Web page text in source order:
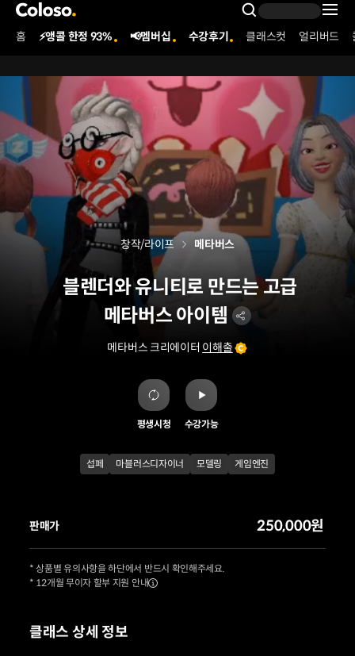
콜로소
Search
Coloso Menu
홈 ⚡앵콜 한정 93% 📢멤버십 수강후기 클래스컷 얼리버드
블렌더와 유니티로 만드는 고급
메타버스 아이템
메타버스 크리에이터 이해출
창작/라이프 메타버스
평생시청 수강가능
섭페 마블러스디자이너 모델링 게임엔진
클래스 상세 정보
판매가 250,000원
* 상품별 유의사항을 하단에서 반드시 확인해주세요.
* 12개월 무이자 할부 지원 안내